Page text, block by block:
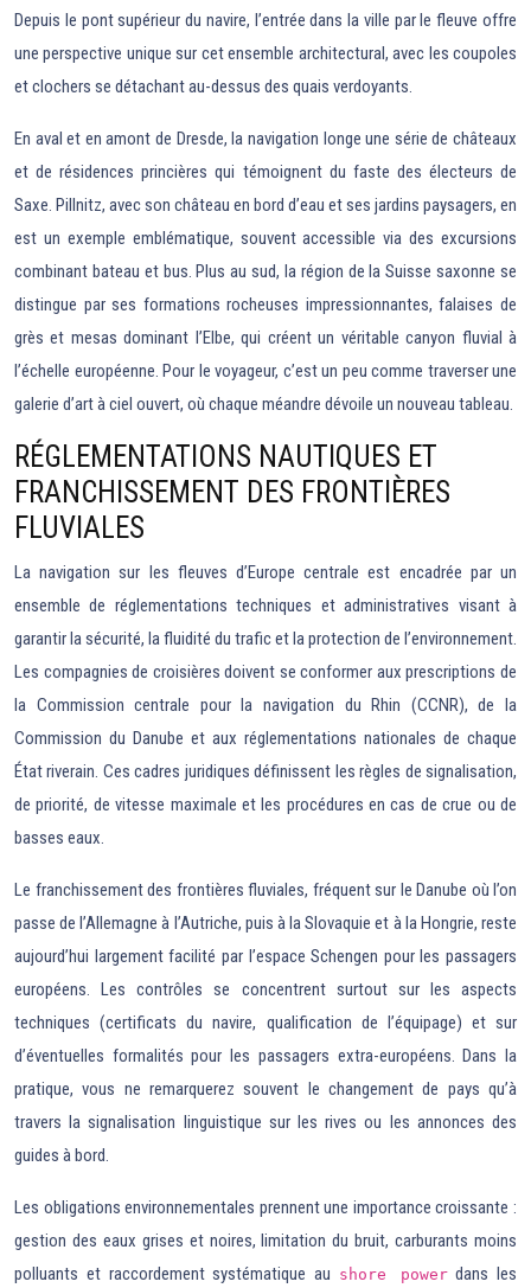
Depuis le pont supérieur du navire, l’entrée dans la ville par le fleuve offre
une perspective unique sur cet ensemble architectural, avec les coupoles
et clochers se détachant au-dessus des quais verdoyants.
En aval et en amont de Dresde, la navigation longe une série de châteaux
et de résidences princières qui témoignent du faste des électeurs de
Saxe. Pillnitz, avec son château en bord d’eau et ses jardins paysagers, en
est un exemple emblématique, souvent accessible via des excursions
combinant bateau et bus. Plus au sud, la région de la Suisse saxonne se
distingue par ses formations rocheuses impressionnantes, falaises de
grès et mesas dominant l’Elbe, qui créent un véritable canyon fluvial à
l’échelle européenne. Pour le voyageur, c’est un peu comme traverser une
galerie d’art à ciel ouvert, où chaque méandre dévoile un nouveau tableau.
RÉGLEMENTATIONS NAUTIQUES ET
FRANCHISSEMENT DES FRONTIÈRES
FLUVIALES
La navigation sur les fleuves d’Europe centrale est encadrée par un
ensemble de réglementations techniques et administratives visant à
garantir la sécurité, la fluidité du trafic et la protection de l’environnement.
Les compagnies de croisières doivent se conformer aux prescriptions de
la Commission centrale pour la navigation du Rhin (CCNR), de la
Commission du Danube et aux réglementations nationales de chaque
État riverain. Ces cadres juridiques définissent les règles de signalisation,
de priorité, de vitesse maximale et les procédures en cas de crue ou de
basses eaux.
Le franchissement des frontières fluviales, fréquent sur le Danube où l’on
passe de l’Allemagne à l’Autriche, puis à la Slovaquie et à la Hongrie, reste
aujourd’hui largement facilité par l’espace Schengen pour les passagers
européens. Les contrôles se concentrent surtout sur les aspects
techniques (certificats du navire, qualification de l’équipage) et sur
d’éventuelles formalités pour les passagers extra-européens. Dans la
pratique, vous ne remarquerez souvent le changement de pays qu’à
travers la signalisation linguistique sur les rives ou les annonces des
guides à bord.
Les obligations environnementales prennent une importance croissante :
gestion des eaux grises et noires, limitation du bruit, carburants moins
polluants et raccordement systématique au shore powerdans les